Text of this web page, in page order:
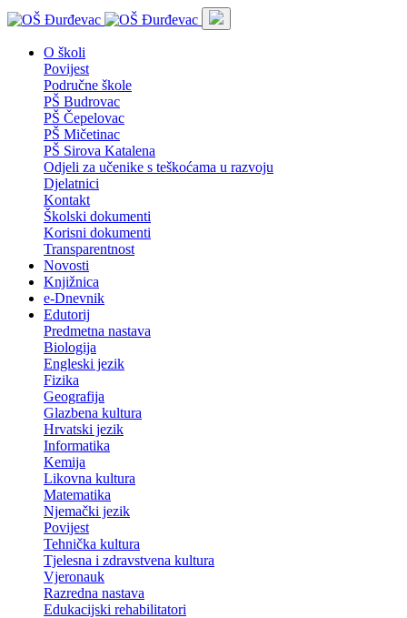
O školi
Povijest
Područne škole
PŠ Budrovac
PŠ Čepelovac
PŠ Mičetinac
PŠ Sirova Katalena
Odjeli za učenike s teškoćama u razvoju
Djelatnici
Kontakt
Školski dokumenti
Korisni dokumenti
Transparentnost
Novosti
Knjižnica
e-Dnevnik
Edutorij
Predmetna nastava
Biologija
Engleski jezik
Fizika
Geografija
Glazbena kultura
Hrvatski jezik
Informatika
Kemija
Likovna kultura
Matematika
Njemački jezik
Povijest
Tehnička kultura
Tjelesna i zdravstvena kultura
Vjeronauk
Razredna nastava
Edukacijski rehabilitatori